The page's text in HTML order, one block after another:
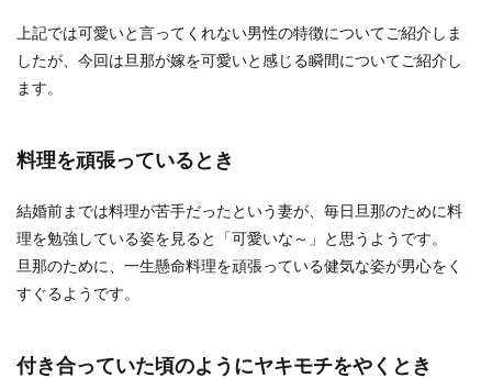
旦那から突然、転職したいと告げられたら、すぐ
給料が安...
上記では可愛いと言ってくれない男性の特徴についてご紹介しま
したが、今回は旦那が嫁を可愛いと感じる瞬間についてご紹介し
ます。
料理を頑張っているとき
結婚前までは料理が苦手だったという妻が、毎日旦那のために料
理を勉強している姿を見ると「可愛いな～」と思うようです。
旦那のために、一生懸命料理を頑張っている健気な姿が男心をく
すぐるようです。
付き合っていた頃のようにヤキモチをやくとき